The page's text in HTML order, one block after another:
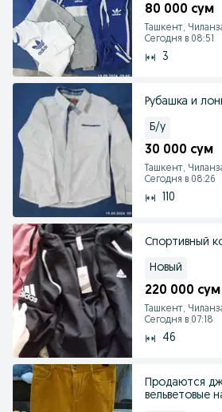
80 000 сум
Ташкент,
Сегодня в 08:51
3
Рубашка и
Б/у
30 000 сум
Ташкент,
Сегодня в 08:26
110
Спортивный
Новый
220 000 сум
Ташкент,
Сегодня в 07:18
46
Продаются
вельветовые